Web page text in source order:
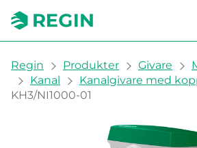
You are here:
Regin Produkter Givare
Kanal
Kanalgivare med
KH3/NI1000-01